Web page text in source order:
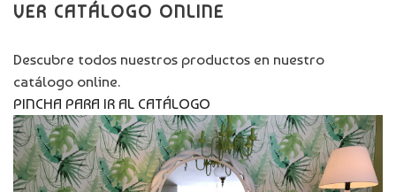
VER CATÁLOGO ONLINE
Descubre todos nuestros productos en nuestro
catálogo online.
PINCHA PARA IR AL CATÁLOGO